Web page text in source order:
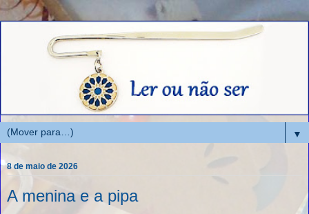
▼
8 de maio de 2026
A menina e a pipa